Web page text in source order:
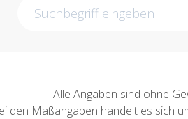
Alle Angaben sind ohne
den Maßangaben handelt es sich